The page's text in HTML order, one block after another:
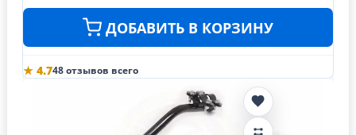
ДОБАВИТЬ В КОРЗИНУ
★ 4.748 отзывов всего